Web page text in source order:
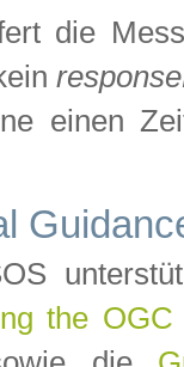
die
einen
the